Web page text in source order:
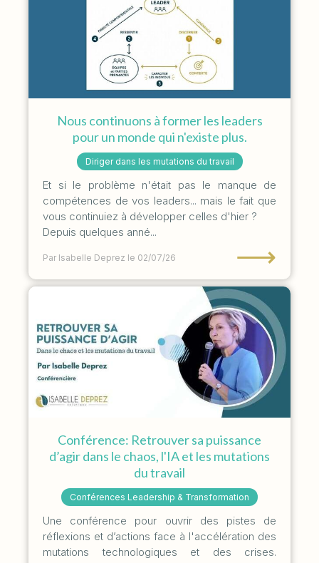
Nous continuons à former les leaders
pour un monde qui n'existe plus.
Diriger dans les mutations du travail
Et si le problème n'était pas le manque de
compétences de vos leaders... mais le fait que
vous continuiez à développer celles d'hier ?
Depuis quelques anné...
Par Isabelle Deprez le 02/07/26 ⟶
Conférence: Retrouver sa puissance
d’agir dans le chaos, l'IA et les mutations
du travail
Conférences Leadership & Transformation
Une conférence pour ouvrir des pistes de
réflexions et d’actions face à l'accélération des
mutations technologiques et des crises.